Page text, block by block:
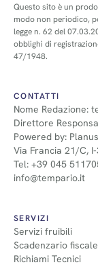
Questo sito è un
modo non periodico,
legge n. 62 del
obblighi di
47/1948.
CONTATTI
Nome Redazione:
Direttore
Powered by:
Via Francia 21/C,
Tel: +39 045
info@tempario.it
SERVIZI
Servizi fruibili
Scadenzario fiscale
Richiami Tecnici